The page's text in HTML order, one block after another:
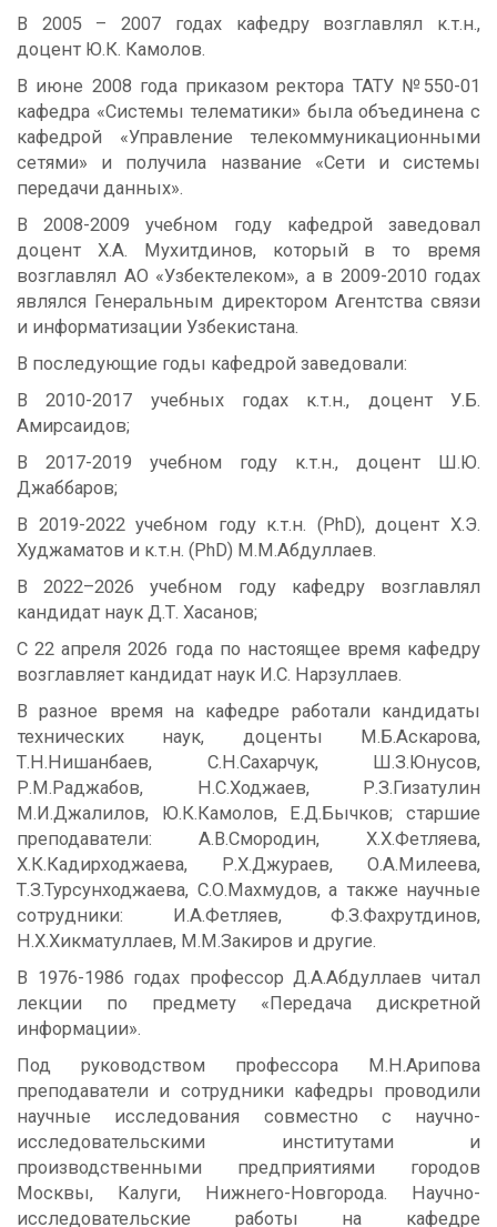
В 2005 – 2007 годах кафедру возглавлял к.т.н.,
доцент Ю.К. Камолов.
В июне 2008 года приказом ректора ТАТУ №550-01
кафедра «Системы телематики» была объединена с
кафедрой «Управление телекоммуникационными
сетями» и получила название «Сети и системы
передачи данных».
В 2008-2009 учебном году кафедрой заведовал
доцент Х.А. Мухитдинов, который в то время
возглавлял АО «Узбектелеком», а в 2009-2010 годах
являлся Генеральным директором Агентства связи
и информатизации Узбекистана.
В последующие годы кафедрой заведовали:
В 2010-2017 учебных годах к.т.н., доцент У.Б.
Амирсаидов;
В 2017-2019 учебном году к.т.н., доцент Ш.Ю.
Джаббаров;
В 2019-2022 учебном году к.т.н. (PhD), доцент Х.Э.
Худжаматов и к.т.н. (PhD) М.М.Абдуллаев.
В 2022–2026 учебном году кафедру возглавлял
кандидат наук Д.Т. Хасанов;
С 22 апреля 2026 года по настоящее время кафедру
возглавляет кандидат наук И.С. Нарзуллаев.
В разное время на кафедре работали кандидаты
технических наук, доценты М.Б.Аскарова,
Т.Н.Нишанбаев, С.Н.Сахарчук, Ш.З.Юнусов,
Р.М.Раджабов, Н.С.Ходжаев, Р.З.Гизатулин
М.И.Джалилов, Ю.К.Камолов, Е.Д.Бычков; старшие
преподаватели: А.В.Смородин, Х.Х.Фетляева,
Х.К.Кадирходжаева, Р.Х.Джураев, О.А.Милеева,
Т.З.Турсунходжаева, С.О.Махмудов, а также научные
сотрудники: И.А.Фетляев, Ф.З.Фахрутдинов,
Н.Х.Хикматуллаев, М.М.Закиров и другие.
В 1976-1986 годах профессор Д.А.Абдуллаев читал
лекции по предмету «Передача дискретной
информации».
Под руководством профессора М.Н.Арипова
преподаватели и сотрудники кафедры проводили
научные исследования совместно с научно-
исследовательскими институтами и
производственными предприятиями городов
Москвы, Калуги, Нижнего-Новгорода. Научно-
исследовательские работы на кафедре